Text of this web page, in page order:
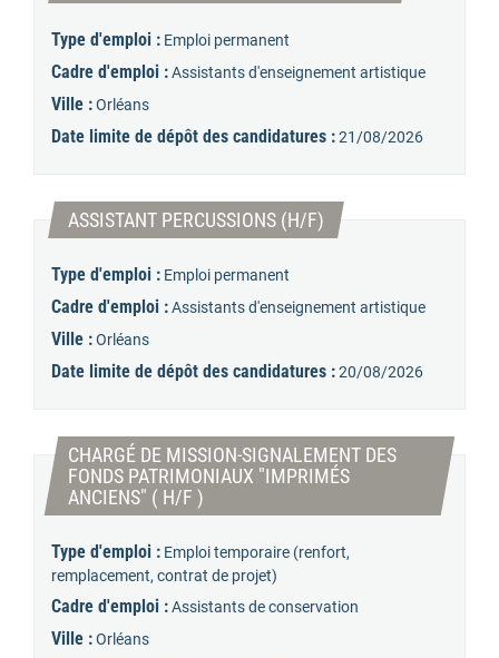
Type d'emploi : Emploi permanent
Cadre d'emploi :Assistants d'enseignement artistique
Ville :Orléans
Date limite de dépôt des candidatures :21/08/2026
ASSISTANT PERCUSSIONS (H/F) (Nouvelle fenêtre)
Type d'emploi : Emploi permanent
Cadre d'emploi :Assistants d'enseignement artistique
Ville :Orléans
Date limite de dépôt des candidatures :20/08/2026
CHARGÉ DE MISSION-SIGNALEMENT DES
FONDS PATRIMONIAUX "IMPRIMÉS
ANCIENS" ( H/F )
Type d'emploi : Emploi temporaire (renfort,
remplacement, contrat de projet)
Cadre d'emploi :Assistants de conservation
Ville :Orléans